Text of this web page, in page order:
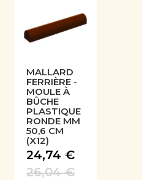
MALLARD
FERRIÈRE -
MOULE À
BÛCHE
PLASTIQUE
RONDE MM
50,6 CM
(X12)
24,74 €
26,04 €